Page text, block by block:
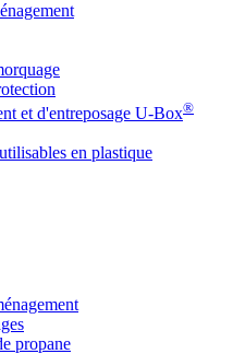
et d'entreposage U-Box®
en plastique
propane